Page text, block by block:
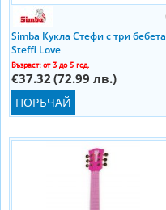
Simba Кукла Стефи с три бебета
Steffi Love
Възраст: от 3 до 5 год.
€37.32 (72.99 лв.)
ПОРЪЧАЙ